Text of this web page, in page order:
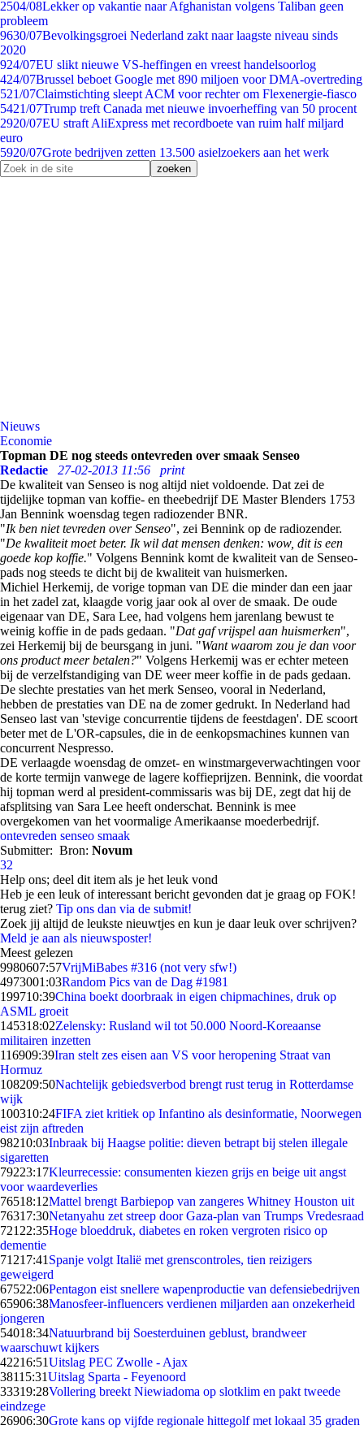
2504/08Lekker op vakantie naar Afghanistan volgens Taliban geen
probleem
9630/07Bevolkingsgroei Nederland zakt naar laagste niveau sinds
2020
924/07EU slikt nieuwe VS-heffingen en vreest handelsoorlog
424/07Brussel beboet Google met 890 miljoen voor DMA-overtreding
521/07Claimstichting sleept ACM voor rechter om Flexenergie-fiasco
5421/07Trump treft Canada met nieuwe invoerheffing van 50 procent
2920/07EU straft AliExpress met recordboete van ruim half miljard
euro
5920/07Grote bedrijven zetten 13.500 asielzoekers aan het werk
Nieuws
Economie
Topman DE nog steeds ontevreden over smaak Senseo
Redactie
27-02-2013 11:56
print
De kwaliteit van Senseo is nog altijd niet voldoende. Dat zei de
tijdelijke topman van koffie- en theebedrijf DE Master Blenders 1753
Jan Bennink woensdag tegen radiozender BNR.
"Ik ben niet tevreden over Senseo", zei Bennink op de radiozender.
"De kwaliteit moet beter. Ik wil dat mensen denken: wow, dit is een
goede kop koffie." Volgens Bennink komt de kwaliteit van de Senseo-
pads nog steeds te dicht bij de kwaliteit van huismerken.
Michiel Herkemij, de vorige topman van DE die minder dan een jaar
in het zadel zat, klaagde vorig jaar ook al over de smaak. De oude
eigenaar van DE, Sara Lee, had volgens hem jarenlang bewust te
weinig koffie in de pads gedaan. "Dat gaf vrijspel aan huismerken",
zei Herkemij bij de beursgang in juni. "Want waarom zou je dan voor
ons product meer betalen?" Volgens Herkemij was er echter meteen
bij de verzelfstandiging van DE weer meer koffie in de pads gedaan.
De slechte prestaties van het merk Senseo, vooral in Nederland,
hebben de prestaties van DE na de zomer gedrukt. In Nederland had
Senseo last van 'stevige concurrentie tijdens de feestdagen'. DE scoort
beter met de L'OR-capsules, die in de eenkopsmachines kunnen van
concurrent Nespresso.
DE verlaagde woensdag de omzet- en winstmargeverwachtingen voor
de korte termijn vanwege de lagere koffieprijzen. Bennink, die voordat
hij topman werd al president-commissaris was bij DE, zegt dat hij de
afsplitsing van Sara Lee heeft onderschat. Bennink is mee
overgekomen van het voormalige Amerikaanse moederbedrijf.
ontevreden senseo smaak
Submitter: Bron: Novum
32
Help ons; deel dit item als je het leuk vond
Heb je een leuk of interessant bericht gevonden dat je graag op FOK!
terug ziet? Tip ons dan via de submit!
Zoek jij altijd de leukste nieuwtjes en kun je daar leuk over schrijven?
Meld je aan als nieuwsposter!
Meest gelezen
9980607:57VrijMiBabes #316 (not very sfw!)
4973001:03Random Pics van de Dag #1981
199710:39China boekt doorbraak in eigen chipmachines, druk op
ASML groeit
145318:02Zelensky: Rusland wil tot 50.000 Noord-Koreaanse
militairen inzetten
116909:39Iran stelt zes eisen aan VS voor heropening Straat van
Hormuz
108209:50Nachtelijk gebiedsverbod brengt rust terug in Rotterdamse
wijk
100310:24FIFA ziet kritiek op Infantino als desinformatie, Noorwegen
eist zijn aftreden
98210:03Inbraak bij Haagse politie: dieven betrapt bij stelen illegale
sigaretten
79223:17Kleurrecessie: consumenten kiezen grijs en beige uit angst
voor waardeverlies
76518:12Mattel brengt Barbiepop van zangeres Whitney Houston uit
76317:30Netanyahu zet streep door Gaza-plan van Trumps Vredesraad
721 22:35Hoge bloeddruk, diabetes en roken vergroten risico op
dementie
71217:41 Spanje volgt Italië met grenscontroles, tien reizigers
geweigerd
67522:06Pentagon eist snellere wapenproductie van defensiebedrijven
65906:38Manosfeer-influencers verdienen miljarden aan onzekerheid
jongeren
54018:34Natuurbrand bij Soesterduinen geblust, brandweer
waarschuwt kijkers
42216:51Uitslag PEC Zwolle - Ajax
38115:31Uitslag Sparta - Feyenoord
33319:28Vollering breekt Niewiadoma op slotklim en pakt tweede
eindzege
26906:30Grote kans op vijfde regionale hittegolf met lokaal 35 graden